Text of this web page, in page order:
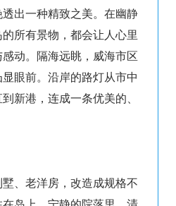
出一种精致之美。在幽静
所有景物，都会让人心里
动。隔海远眺，威海市区
眼前。沿岸的路灯从市中
新港，连成一条优美的、
、老洋房，改造成规格不